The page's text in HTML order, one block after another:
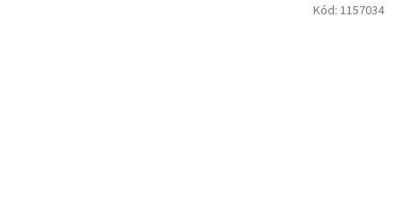
Kód: 1157034